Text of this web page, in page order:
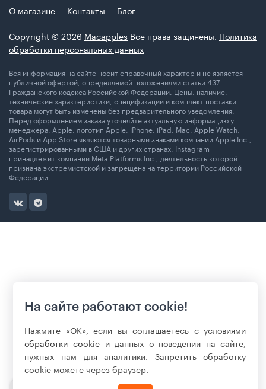
О магазине
Контакты
Блог
Copyright © 2026 Macapples Все права защинены. Политика
обработки персональных данных
Вся информация на сайте носит справочный характер и не является
публичной офертой, определяемой положениями статьи 437
Гражданского кодекса Российской Федерации. Цены, наличие,
технические характеристики, спецификации и комплект поставки
товара могут быть изменены без предварительного уведомления.
Перед оформлением заказа уточняйте актуальную информацию у
менеджера. Apple, логотип Apple, iPhone, iPad, Mac, Apple Watch,
AirPods и App Store являются товарными знаками компании Apple Inc.,
зарегистрированными в США и других странах. Instagram
принадлежит компании Meta Platforms Inc., деятельность которой
признана экстремистской и запрещена на территории Российской
Федерации.
На сайте работают cookie!
Нажмите «ОК», если вы соглашаетесь с условиями
обработки cookie и данных о поведении на сайте,
нужных нам для аналитики. Запретить обработку
cookie можете через браузер.